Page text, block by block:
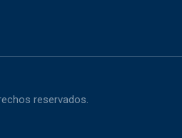
reservados.